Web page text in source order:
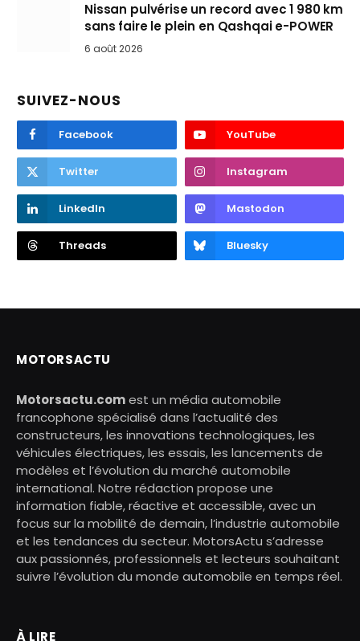
Nissan pulvérise un record avec 1 980 km
sans faire le plein en Qashqai e-POWER
6 août 2026
SUIVEZ-NOUS
Facebook YouTube
Twitter Instagram
LinkedIn Mastodon
Threads Bluesky
MOTORSACTU
Motorsactu.comest un média automobile
francophone spécialisé dans l’actualité des
constructeurs, les innovations technologiques, les
véhicules électriques, les essais, les lancements de
modèles et l’évolution du marché automobile
international. Notre rédaction propose une
information fiable, réactive et accessible, avec un
focus sur la mobilité de demain, l’industrie automobile
et les tendances du secteur. MotorsActu s’adresse
aux passionnés, professionnels et lecteurs souhaitant
suivre l’évolution du monde automobile en temps réel.
À LIRE